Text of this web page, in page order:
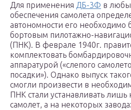
Для применения ДБ-3Ф в
обеспечения самолета
автономности его необходимо
бортовым пилотажно-
(ПНК). В феврале 1940г.
комплектовать
аппаратурой («слепого
посадки»). Однако выпуск
смогли произвести в
ПНК стали устанавливать
самолет, а на некоторых